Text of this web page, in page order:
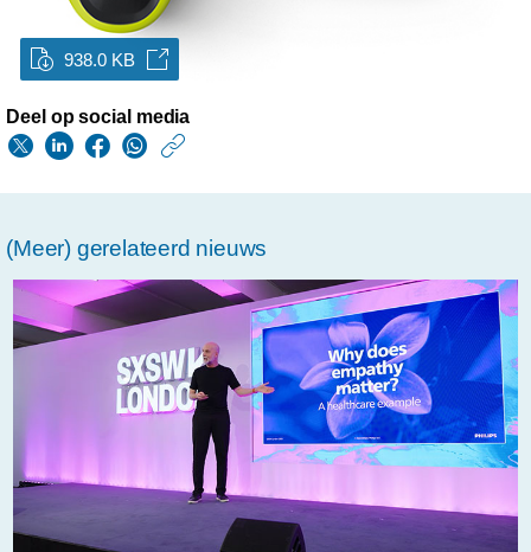
938.0 KB
Deel op social media
w/about/news/
is-
not-
a-
shaver-
this-
is-
philips-
oneblade.html
(Meer) gerelateerd nieuws